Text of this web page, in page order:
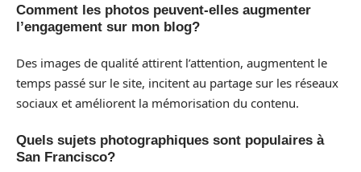
Comment les photos peuvent-elles augmenter
l’engagement sur mon blog?
Des images de qualité attirent l’attention, augmentent le
temps passé sur le site, incitent au partage sur les réseaux
sociaux et améliorent la mémorisation du contenu.
Quels sujets photographiques sont populaires à
San Francisco?